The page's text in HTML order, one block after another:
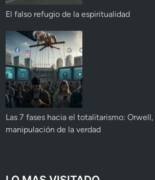
El falso refugio de la espiritualidad
Las 7 fases hacia el totalitarismo:
manipulación de la verdad